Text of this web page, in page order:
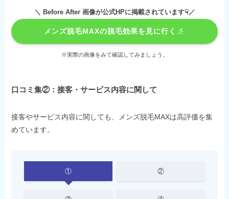
＼ Before After 画像が公式HPに掲載されています☟／
メンズ脱毛MAXの脱毛効果を見に行く
※実際の画像をみて確認してみましょう。
口コミ集②：接客・サービス内容に関して
接客やサービス内容に関しても、メンズ脱毛MAXは高評価を集
めています。
① ②